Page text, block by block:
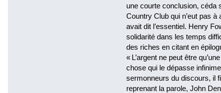
une courte conclusion, céda
Country Club qui n’eut pas
avait dit l’essentiel. Henry
solidarité dans les temps
des riches en citant en
« L’argent ne peut être
chose qui le dépasse
sermonneurs du discours, il
reprenant la parole, John